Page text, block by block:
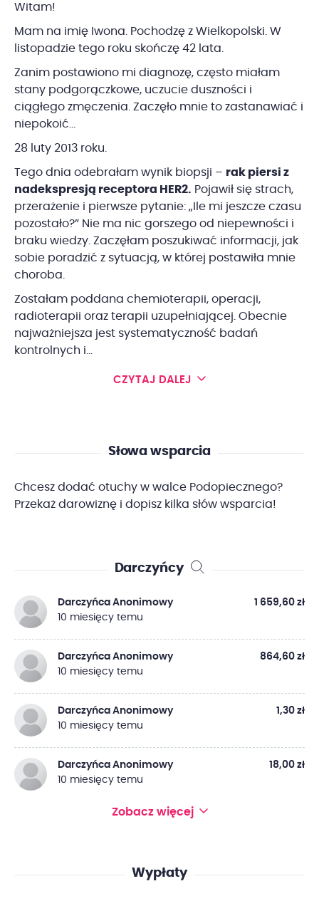
Witam!
Mam na imię Iwona. Pochodzę z Wielkopolski. W
listopadzie tego roku skończę 42 lata.
Zanim postawiono mi diagnozę, często miałam
stany podgorączkowe, uczucie duszności i
ciągłego zmęczenia. Zaczęło mnie to zastanawiać i
niepokoić…
28 luty 2013 roku.
Tego dnia odebrałam wynik biopsji – rak piersi z
nadekspresją receptora HER2. Pojawił się strach,
przerażenie i pierwsze pytanie: „Ile mi jeszcze czasu
pozostało?” Nie ma nic gorszego od niepewności i
braku wiedzy. Zaczęłam poszukiwać informacji, jak
sobie poradzić z sytuacją, w której postawiła mnie
choroba.
Zostałam poddana chemioterapii, operacji,
radioterapii oraz terapii uzupełniającej. Obecnie
najważniejsza jest systematyczność badań
kontrolnych i...
CZYTAJ DALEJ
Słowa wsparcia
Chcesz dodać otuchy w walce Podopiecznego?
Przekaż darowiznę i dopisz kilka słów wsparcia!
Darczyńcy
Darczyńca Anonimowy
10 miesięcy temu
1 659,60 zł
Darczyńca Anonimowy
10 miesięcy temu
864,60 zł
Darczyńca Anonimowy
10 miesięcy temu
1,30 zł
Darczyńca Anonimowy
10 miesięcy temu
18,00 zł
Zobacz więcej
Wypłaty